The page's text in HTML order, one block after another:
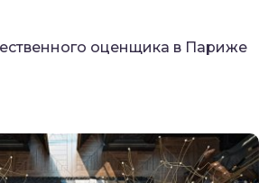
оценщика в Париже